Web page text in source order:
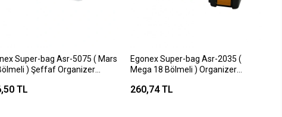
Super-bag Asr-5075 ( Mars
) Şeffaf Organizer
TL
Egonex Super-bag Asr-2035 (
Mega 18 Bölmeli ) Organizer
260,74 TL